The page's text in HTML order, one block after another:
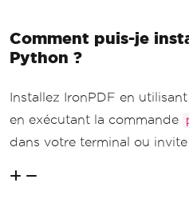
Comment puis-je
Python ?
Installez IronPDF en
en exécutant la commande
dans votre terminal ou invite